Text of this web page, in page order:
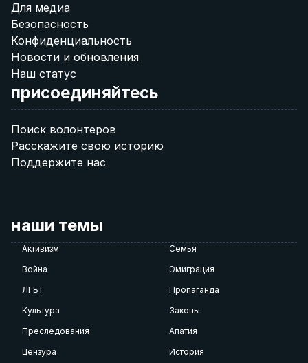
Для медиа
Безопасность
Конфиденциальность
Новости и обновления
Наш статус
присоединяйтесь
Поиск волонтеров
Расскажите свою историю
Поддержите нас
наши темы
Активизм
Семья
Война
Эмиграция
ЛГБТ
Пропаганда
Культура
Законы
Преследования
Апатия
Цензура
История